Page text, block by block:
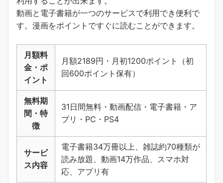
動画と電子書籍が一つのサービスで利用でき便利で
す。 漫画をポイントですぐに読むことができます。
月額料
金・ポ
イント
月額2189円・月初1200ポイント（初
回600ポイント保有）
無料期
間・特
徴
31日間無料・動画配信・電子書籍・ア
プリ・PC・PS4
サービ
ス内容
電子書籍34万冊以上、雑誌約70種類が
読み放題、動画14万作品、スマホ対
応、アプリ有